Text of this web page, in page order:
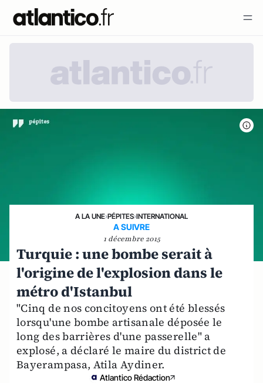
A LA UNE›PÉPITES›INTERNATIONAL
A SUIVRE
1 décembre 2015
Turquie : une bombe serait à
l'origine de l'explosion dans le
métro d'Istanbul
"Cinq de nos concitoyens ont été blessés
lorsqu'une bombe artisanale déposée le
long des barrières d'une passerelle" a
explosé, a déclaré le maire du district de
Bayerampasa, Atila Aydiner.
Atlantico Rédaction